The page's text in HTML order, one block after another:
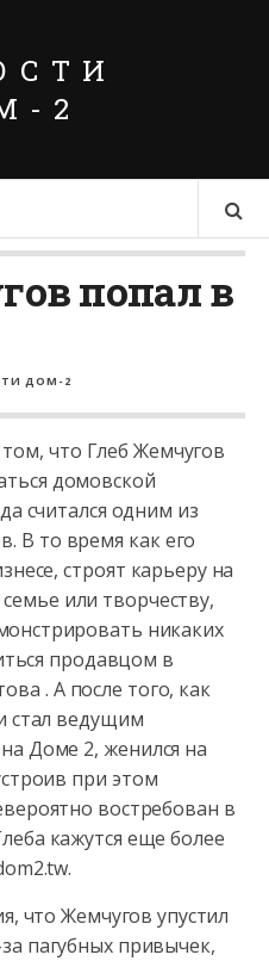
2
попал в
ДОМ-2
что Глеб Жемчугов
домовской
считался одним из
В то время как его
строят карьеру на
или творчеству,
никаких
продавцом в
. А после того, как
стал ведущим
Доме 2, женился на
при этом
востребован в
кажутся еще более
что Жемчугов упустил
пагубных привычек,